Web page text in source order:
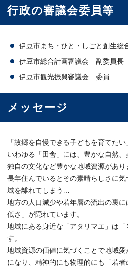
行政の審議会委員等
伊豆市まち・ひと・しごと創生
伊豆市総合計画審議会 副委員長
伊豆市観光振興審議会 委員
メッセージ
「故郷を自慢できる子どもを育てた
いわゆる「田舎」には、豊かな自然、
独自の文化など豊かな地域資源があ
長年住んでいるとその素晴らしさに
域を離れてしまう…
地方の人口減少や若年層の流出の裏
低さ」が隠れています。
地域にある身近な「アタリマエ」は
す。
地域資源の価値に気づくことで地域愛
になり、精神的にも物理的にも「若者